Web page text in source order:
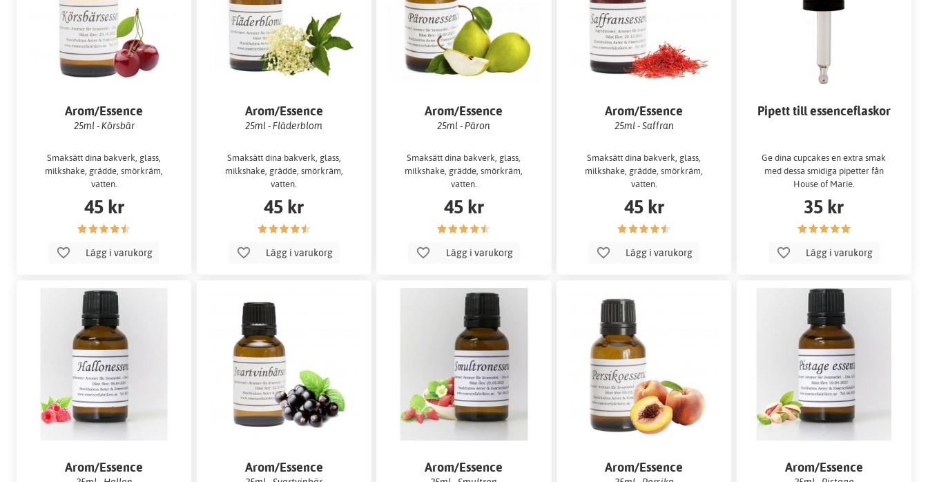
Arom/Essence
25ml - Körsbär
Smaksätt dina bakverk, glass,
milkshake, grädde, smörkräm,
vatten.
45 kr
Lägg i varukorg
Arom/Essence
25ml - Fläderblom
Smaksätt dina bakverk, glass,
milkshake, grädde, smörkräm,
vatten.
45 kr
Lägg i varukorg
Arom/Essence
25ml - Päron
Smaksätt dina bakverk, glass,
milkshake, grädde, smörkräm,
vatten.
45 kr
Lägg i varukorg
Arom/Essence
25ml - Saffran
Smaksätt dina bakverk, glass,
milkshake, grädde, smörkräm,
vatten.
45 kr
Lägg i varukorg
Pipett till essenceflaskor
Ge dina cupcakes en extra smak
med dessa smidiga pipetter fån
House of Marie.
35 kr
Lägg i varukorg
Arom/Essence Arom/Essence Arom/Essence Arom/Essence Arom/Essence